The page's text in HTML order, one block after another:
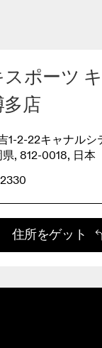
ポーツ
店
1-2-22キャナルシ
, 812-0018, 日本
住所をゲット